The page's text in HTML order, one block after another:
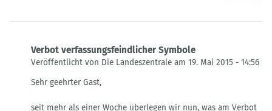
Verbot verfassungsfeindlicher Symbole
Veröffentlicht von Die Landeszentrale am 19. Mai 2015 - 14:56
auf
dem
Sehr geehrter Gast,
seit mehr als einer Woche überlegen wir nun, was am Verbot